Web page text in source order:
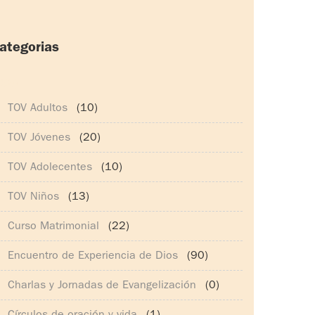
TOV Adultos (10)
TOV Adolecentes (10)
TOV Niños (13)
Curso Matrimonial (22)
TOV Jóvenes (20)
Encuentro de Experiencia de Dios (90)
Charlas y Jornadas de Evangelización (0)